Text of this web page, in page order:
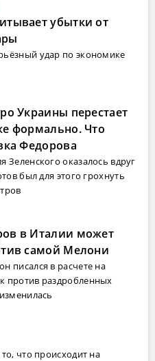
убытки от
удар по экономике
Украины перестает
формально. Что
Федорова
Зеленского оказалось вдруг
был для этого грохнуть
в Италии может
самой Мелони
писался в расчете на
против раздробленных
что происходит на